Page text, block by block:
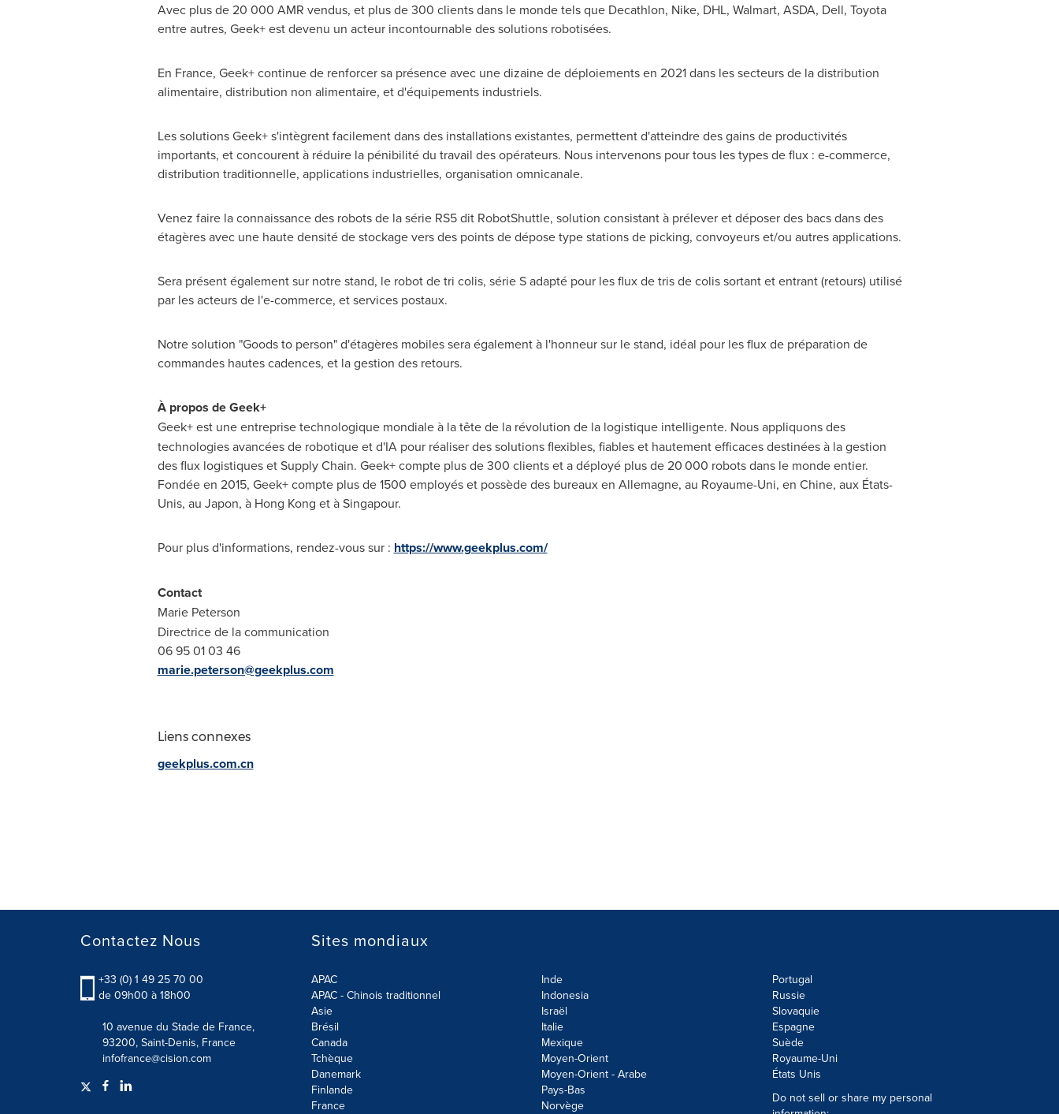
Avec plus de 20 000 AMR vendus, et plus de 300 clients dans le monde tels que Decathlon, Nike, DHL, Walmart, ASDA, Dell, Toyota
entre autres, Geek+ est devenu un acteur incontournable des solutions robotisées.
En France, Geek+ continue de renforcer sa présence avec une dizaine de déploiements en 2021 dans les secteurs de la distribution
alimentaire, distribution non alimentaire, et d'équipements industriels.
Les solutions Geek+ s'intègrent facilement dans des installations existantes, permettent d'atteindre des gains de productivités
importants, et concourent à réduire la pénibilité du travail des opérateurs. Nous intervenons pour tous les types de flux : e-commerce,
distribution traditionnelle, applications industrielles, organisation omnicanale.
Venez faire la connaissance des robots de la série RS5 dit RobotShuttle, solution consistant à prélever et déposer des bacs dans des
étagères avec une haute densité de stockage vers des points de dépose type stations de picking, convoyeurs et/ou autres applications.
Sera présent également sur notre stand, le robot de tri colis, série S adapté pour les flux de tris de colis sortant et entrant (retours) utilisé
par les acteurs de l'e-commerce, et services postaux.
Notre solution "Goods to person" d'étagères mobiles sera également à l'honneur sur le stand, idéal pour les flux de préparation de
commandes hautes cadences, et la gestion des retours.
À propos de Geek+
Geek+ est une entreprise technologique mondiale à la tête de la révolution de la logistique intelligente. Nous appliquons des
technologies avancées de robotique et d'IA pour réaliser des solutions flexibles, fiables et hautement efficaces destinées à la gestion
des flux logistiques et Supply Chain. Geek+ compte plus de 300 clients et a déployé plus de 20 000 robots dans le monde entier.
Fondée en 2015, Geek+ compte plus de 1500 employés et possède des bureaux en Allemagne, au Royaume-Uni, en Chine, aux États-
Unis, au Japon, à Hong Kong et à Singapour.
Pour plus d'informations, rendez-vous sur : https://www.geekplus.com/
Contact
Marie Peterson
Directrice de la communication
06 95 01 03 46
marie.peterson@geekplus.com
Liens connexes
geekplus.com.cn
Contactez Nous
+33 (0) 1 49 25 70 00
de 09h00 à 18h00
10 avenue du Stade de France,
93200, Saint-Denis, France
infofrance@cision.com
Sites mondiaux
APAC
APAC - Chinois traditionnel
Asie
Brésil
Canada
Tchèque
Danemark
Finlande
France
Inde
Indonesia
Israël
Italie
Mexique
Moyen-Orient
Moyen-Orient - Arabe
Pays-Bas
Norvège
Portugal
Russie
Slovaquie
Espagne
Suède
Royaume-Uni
États Unis
Do not sell or share my personal